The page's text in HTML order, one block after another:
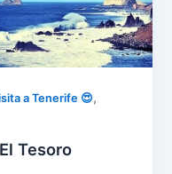
a Tenerife 😍,
Tesoro